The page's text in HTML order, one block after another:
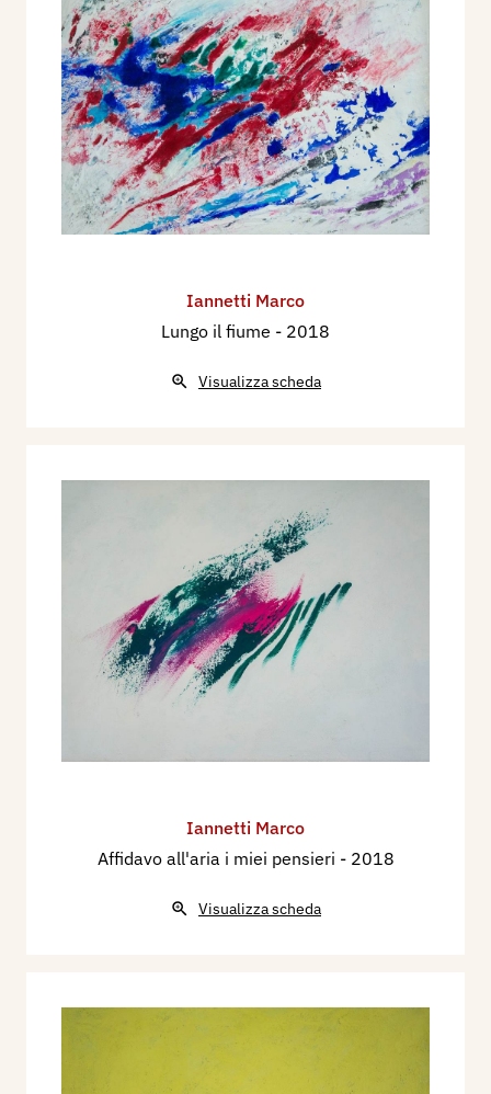
Iannetti Marco
Lungo il fiume - 2018
Visualizza scheda
Iannetti Marco
Affidavo all'aria i miei pensieri - 2018
Visualizza scheda